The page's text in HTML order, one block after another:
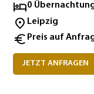
0
Leipzig
Preis auf
JETZT ANFRAGEN